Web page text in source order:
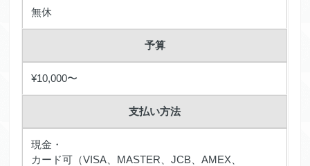
無休
予算
¥10,000〜
支払い方法
現金・
カード可（VISA、MASTER、JCB、AMEX、